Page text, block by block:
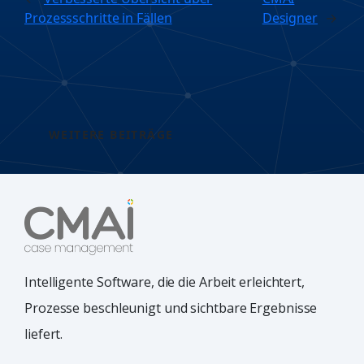
Prozessschritte in Fällen
Designer →
WEITERE BEITRÄGE
Intelligente Software, die die Arbeit erleichtert,
Prozesse beschleunigt und sichtbare Ergebnisse
liefert.